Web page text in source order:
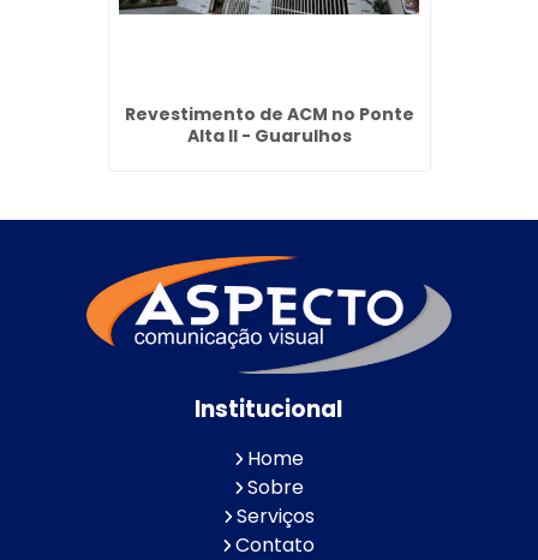
Revestimento de ACM no Ponte
Alta II - Guarulhos
Institucional
Home
Sobre
Serviços
Contato